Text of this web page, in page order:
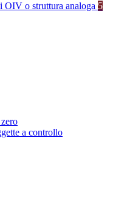
OIV o struttura analoga 5
a controllo